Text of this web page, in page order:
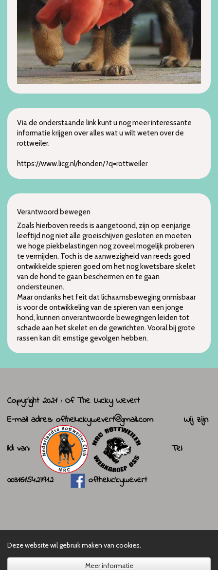
Via de onderstaande link kunt u nog meer interessante
informatie krijgen over alles wat u wilt weten over de
rottweiler.
https://www.licg.nl/honden/?q=rottweiler
Verantwoord bewegen
Zoals hierboven reeds is aangetoond, zijn op eenjarige
leeftijd nog niet alle groeischijven gesloten en moeten
we hoge piekbelastingen nog zoveel mogelijk proberen
te vermijden. Toch is de aanwezigheid van reeds goed
ontwikkelde spieren goed om het nog kwetsbare skelet
van de hond te gaan beschermen en te gaan
ondersteunen.
Maar ondanks het feit dat lichaamsbeweging onmisbaar
is voor de ontwikkeling van de spieren van een jonge
hond, kunnen onverantwoorde bewegingen leiden tot
schade aan het skelet en de gewrichten. Vooral bij grote
rassen kan dit ernstige gevolgen hebben.
Copyright 2021 : Of The Lucky Wevert
E-mail adres: oftheluckywevert@gmail.comWij zijn
lid van: Tel:
0031615427912 oftheluckywevert
Deze website wil gebruik maken van cookies.
Meer informatie